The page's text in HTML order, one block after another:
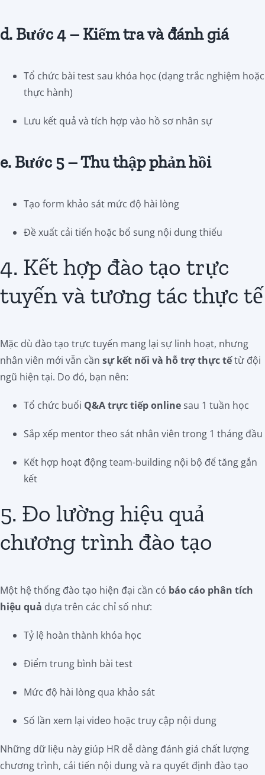
d. Bước 4 – Kiểm tra và đánh giá
Tổ chức bài test sau khóa học (dạng trắc nghiệm hoặc
thực hành)
Lưu kết quả và tích hợp vào hồ sơ nhân sự
e. Bước 5 – Thu thập phản hồi
Tạo form khảo sát mức độ hài lòng
Đề xuất cải tiến hoặc bổ sung nội dung thiếu
4. Kết hợp đào tạo trực
tuyến và tương tác thực tế
Mặc dù đào tạo trực tuyến mang lại sự linh hoạt, nhưng
nhân viên mới vẫn cần sự kết nối và hỗ trợ thực tếtừ đội
ngũ hiện tại. Do đó, bạn nên:
Tổ chức buổi Q&A trực tiếp onlinesau 1 tuần học
Sắp xếp mentor theo sát nhân viên trong 1 tháng đầu
Kết hợp hoạt động team-building nội bộ để tăng gắn
kết
5. Đo lường hiệu quả
chương trình đào tạo
Một hệ thống đào tạo hiện đại cần có báo cáo phân tích
hiệu quả dựa trên các chỉ số như:
Tỷ lệ hoàn thành khóa học
Điểm trung bình bài test
Mức độ hài lòng qua khảo sát
Số lần xem lại video hoặc truy cập nội dung
Những dữ liệu này giúp HR dễ dàng đánh giá chất lượng
chương trình, cải tiến nội dung và ra quyết định đào tạo